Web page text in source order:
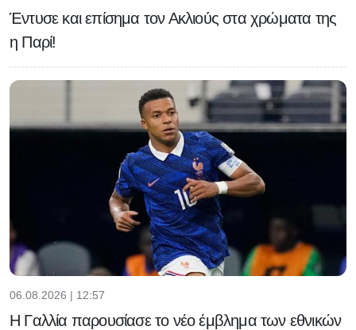
Έντυσε και επίσημα τον Ακλιούς στα χρώματα της
η Παρί!
06.08.2026 | 12:57
Η Γαλλία παρουσίασε το νέο έμβλημα των εθνικών